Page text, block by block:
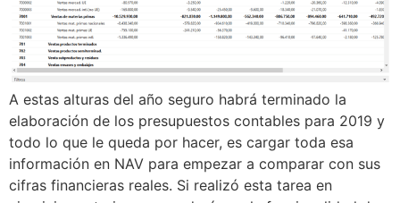
A estas alturas del año seguro habrá terminado la
elaboración de los presupuestos contables para 2019 y
todo lo que le queda por hacer, es cargar toda esa
información en NAV para empezar a comparar con sus
cifras financieras reales. Si realizó esta tarea en